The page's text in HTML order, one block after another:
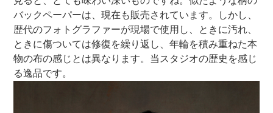
バックペーパーは、現在も販売されています。しかし、
歴代のフォトグラファーが現場で使用し、ときに汚れ、
ときに傷ついては修復を繰り返し、年輪を積み重ねた本
物の布の感じとは異なります。当スタジオの歴史を感じ
る逸品です。